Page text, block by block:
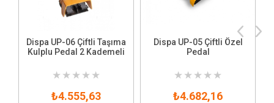
Dispa UP-06 Çiftli Taşıma
Kulplu Pedal 2 Kademeli
★ ★ ★ ★ ★
₺4.555,63
Dispa UP-05 Çiftli Özel
Pedal
★ ★ ★ ★ ★
₺4.682,16